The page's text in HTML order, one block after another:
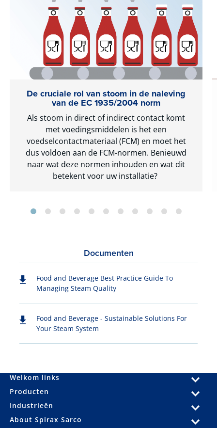
De cruciale rol van stoom in de naleving
van de EC 1935/2004 norm
Als stoom in direct of indirect contact komt
met voedingsmiddelen is het een
voedselcontactmateriaal (FCM) en moet het
dus voldoen aan de FCM-normen. Benieuwd
naar wat deze normen inhouden en wat dit
betekent voor uw installatie?
Documenten
Food and Beverage Best Practice Guide To
Managing Steam Quality
Food and Beverage - Sustainable Solutions For
Your Steam System
Welkom links
Producten
Industrieën
About Spirax Sarco